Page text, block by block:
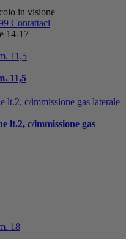
in visione
Contattaci
14-17
11,5
lt.2, c/immissione gas